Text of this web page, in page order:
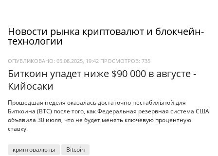
Новости рынка криптовалют и блокчейн-
технологии
ОПУБЛИКОВАНО: 05.08.2025, 19:42 ПРОСМОТРОВ: 735
Биткоин упадет ниже $90 000 в августе -
Кийосаки
Прошедшая неделя оказалась достаточно нестабильной для
Биткоина (BTC) после того, как Федеральная резервная система США
объявила 30 июля, что не будет менять ключевую процентную
ставку.
криптовалюты Bitcoin